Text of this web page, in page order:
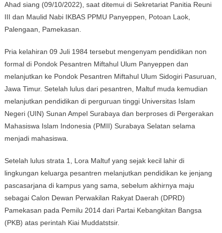
Ahad siang (09/10/2022), saat ditemui di Sekretariat Panitia Reuni
III dan Maulid Nabi IKBAS PPMU Panyeppen, Potoan Laok,
Palengaan, Pamekasan.
Pria kelahiran 09 Juli 1984 tersebut mengenyam pendidikan non
formal di Pondok Pesantren Miftahul Ulum Panyeppen dan
melanjutkan ke Pondok Pesantren Miftahul Ulum Sidogiri Pasuruan,
Jawa Timur. Setelah lulus dari pesantren, Maltuf muda kemudian
melanjutkan pendidikan di perguruan tinggi Universitas Islam
Negeri (UIN) Sunan Ampel Surabaya dan berproses di Pergerakan
Mahasiswa Islam Indonesia (PMII) Surabaya Selatan selama
menjadi mahasiswa.
Setelah lulus strata 1, Lora Maltuf yang sejak kecil lahir di
lingkungan keluarga pesantren melanjutkan pendidikan ke jenjang
pascasarjana di kampus yang sama, sebelum akhirnya maju
sebagai Calon Dewan Perwakilan Rakyat Daerah (DPRD)
Pamekasan pada Pemilu 2014 dari Partai Kebangkitan Bangsa
(PKB) atas perintah Kiai Muddatstsir.